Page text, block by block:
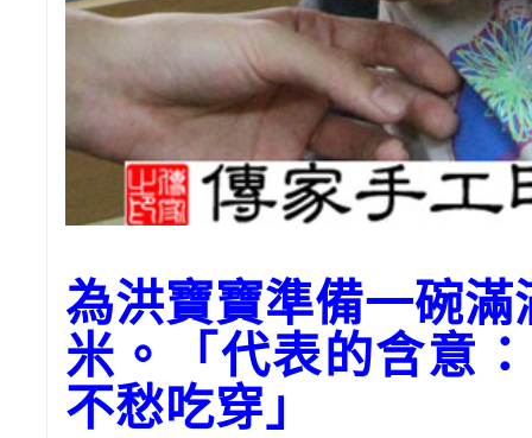
為洪寶寶準備一碗滿
米。「代表的含意
不愁吃穿」